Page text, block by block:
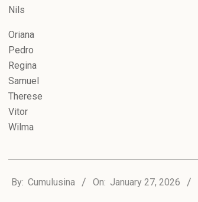
Nils
Oriana
Pedro
Regina
Samuel
Therese
Vitor
Wilma
01-
By: Cumulusina On: January 27, 2026